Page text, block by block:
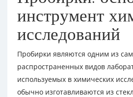
инструмент
исследований
Пробирки являются одним из
распространенных видов
используемых в химических
обычно изготавливаются из